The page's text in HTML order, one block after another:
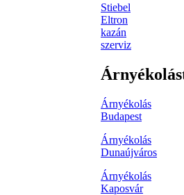
Stiebel
Eltron
kazán
szerviz
Árnyékolás
Budapest
Árnyékolás
Dunaújváros
Árnyékolás
Kaposvár